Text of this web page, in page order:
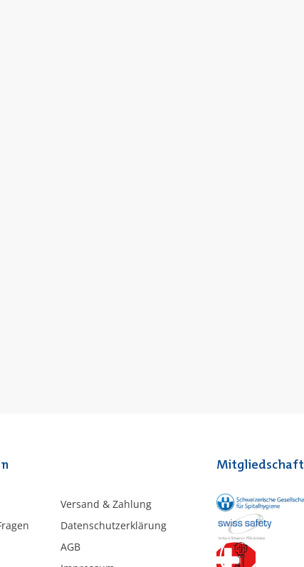
Versand & Zahlung
Datenschutzerklärung
AGB